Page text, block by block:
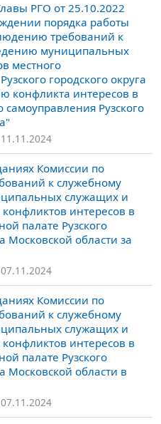
РГО от 25.10.2022
порядка работы
требований к
муниципальных
местного
городского округа
конфликта интересов в
самоуправления Рузского
Комиссии по
к служебному
служащих и
интересов в
палате Рузского
Московской области за
Комиссии по
к служебному
служащих и
интересов в
палате Рузского
Московской области в